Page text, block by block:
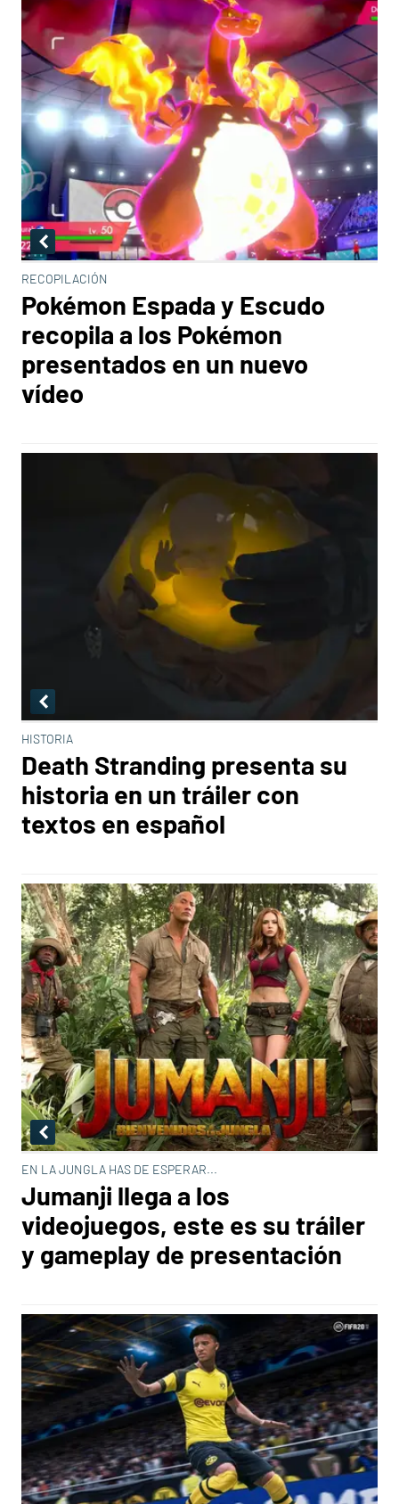
RECOPILACIÓN
Pokémon Espada y Escudo
recopila a los Pokémon
presentados en un nuevo
vídeo
HISTORIA
Death Stranding presenta su
historia en un tráiler con
textos en español
EN LA JUNGLA HAS DE ESPERAR...
Jumanji llega a los
videojuegos, este es su tráiler
y gameplay de presentación